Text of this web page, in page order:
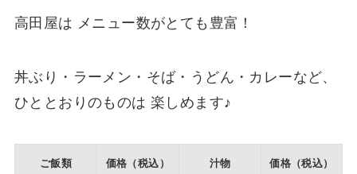
高田屋は メニュー数がとても豊富！
丼ぶり・ラーメン・そば・うどん・カレーなど、
ひととおりのものは 楽しめます♪
ご飯類 価格（税込） 汁物 価格（税込）